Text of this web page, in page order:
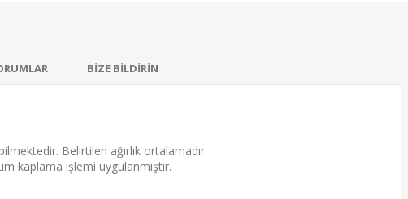
BİZE BİLDİRİN
Belirtilen ağırlık ortalamadır.
kaplama işlemi uygulanmıştır.